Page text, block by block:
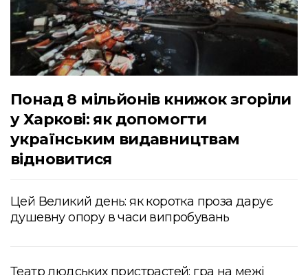
Понад 8 мільйонів книжок згоріли
у Харкові: як допомогти
українським видавництвам
відновитися
Цей Великий день: як коротка проза дарує
душевну опору в часи випробувань
Театр людських пристрастей: гра на межі